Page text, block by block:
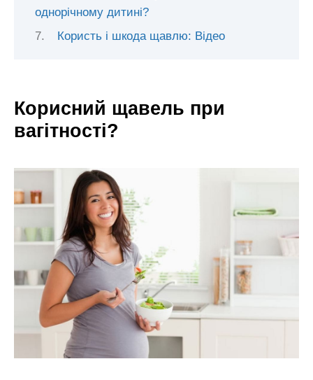
однорічному дитині?
Користь і шкода щавлю: Відео
Корисний щавель при
вагітності?